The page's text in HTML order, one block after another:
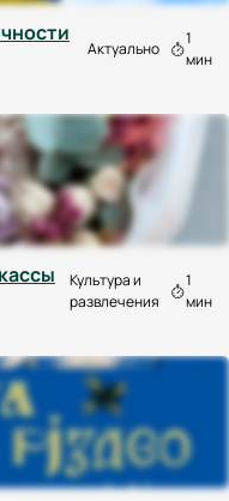
Актуально
1
мин
Культура и
развлечения
1
мин